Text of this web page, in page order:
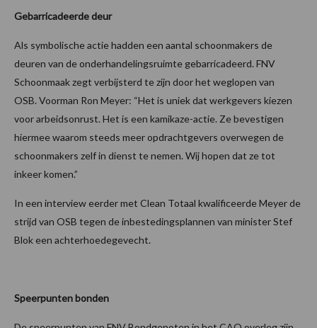
Gebarricadeerde deur
Als symbolische actie hadden een aantal schoonmakers de
deuren van de onderhandelingsruimte gebarricadeerd. FNV
Schoonmaak zegt verbijsterd te zijn door het weglopen van
OSB. Voorman Ron Meyer: “Het is uniek dat werkgevers kiezen
voor arbeidsonrust. Het is een kamikaze-actie. Ze bevestigen
hiermee waarom steeds meer opdrachtgevers overwegen de
schoonmakers zelf in dienst te nemen. Wij hopen dat ze tot
inkeer komen.”
In een interview eerder met Clean Totaal kwalificeerde Meyer de
strijd van OSB tegen de inbestedingsplannen van minister Stef
Blok een achterhoedegevecht.
Speerpunten bonden